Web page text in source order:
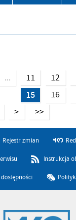
... 11 12
15
16
> >>
Rejestr zmian
Instrukcja